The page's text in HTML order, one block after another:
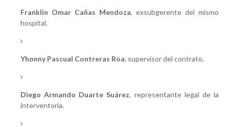
Franklin Omar Cañas Mendoza, exsubgerente del mismo
hospital.
Yhonny Pascual Contreras Roa, supervisor del contrato.
Diego Armando Duarte Suárez, representante legal de la
interventoría.